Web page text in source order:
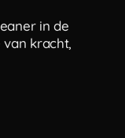
in de
kracht,